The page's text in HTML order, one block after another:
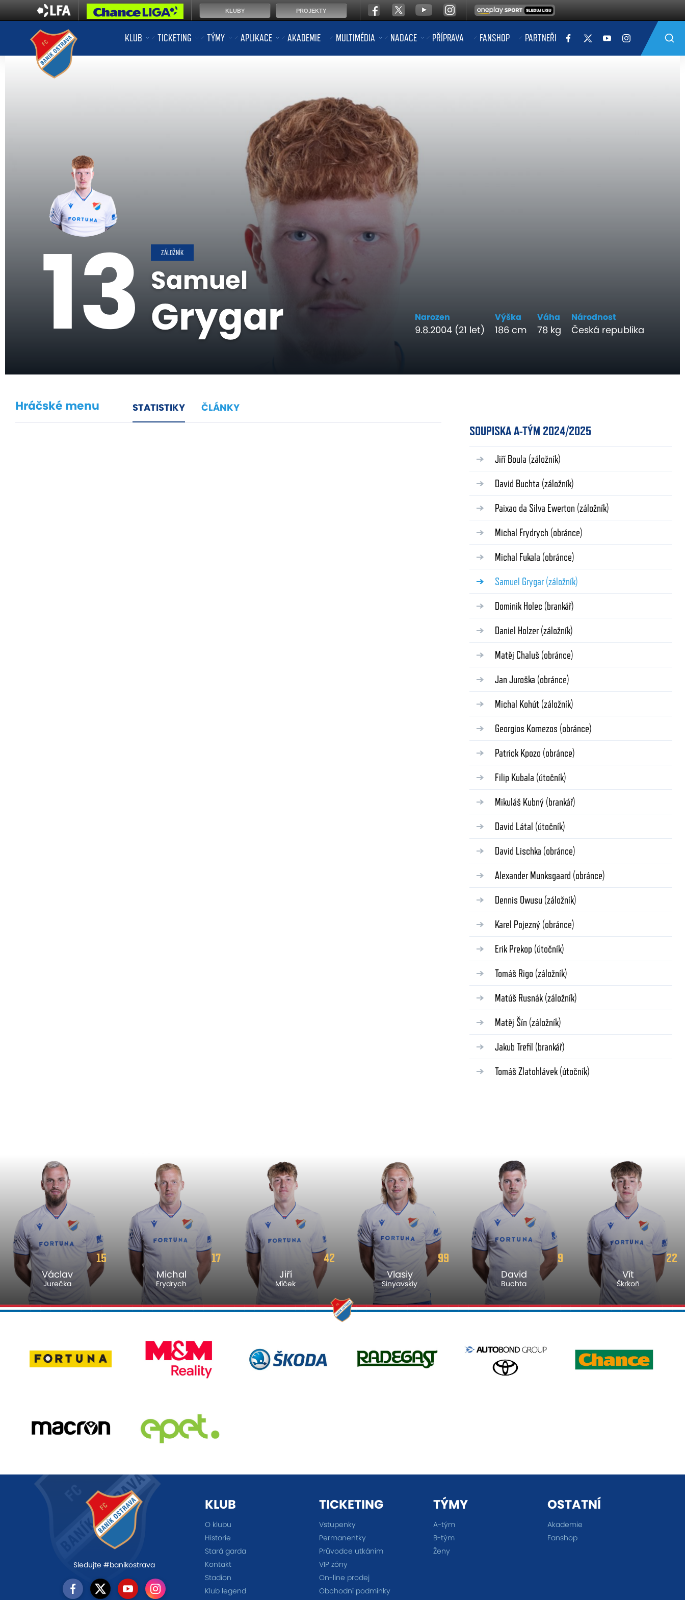
KLUB TICKETING TÝMY APLIKACE AKADEMIE MULTIMÉDIA NADACE PŘÍPRAVA FANSHOP PARTNEŘI
13 ZÁLOŽNÍK
Samuel
Grygar Narozen
9.8.2004 (21 let)
Výška
186 cm
Váha
78 kg
Národnost
Česká republika
Hráčské menu STATISTIKY ČLÁNKY
SOUPISKA A-TÝM 2024/2025
Jiří Boula (záložník)
David Buchta (záložník)
Paixao da Silva Ewerton (záložník)
Michal Frydrych (obránce)
Michal Fukala (obránce)
Samuel Grygar (záložník)
Dominik Holec (brankář)
Daniel Holzer (záložník)
Matěj Chaluš (obránce)
Jan Juroška (obránce)
Michal Kohút (záložník)
Georgios Kornezos (obránce)
Patrick Kpozo (obránce)
Filip Kubala (útočník)
Mikuláš Kubný (brankář)
David Látal (útočník)
David Lischka (obránce)
Alexander Munksgaard (obránce)
Dennis Owusu (záložník)
Karel Pojezný (obránce)
Erik Prekop (útočník)
Tomáš Rigo (záložník)
Matúš Rusnák (záložník)
Matěj Šín (záložník)
Jakub Trefil (brankář)
Tomáš Zlatohlávek (útočník)
15
Václav
Jurečka
17
Michal
Frydrych
42
Jiří
Míček
99
Vlasiy
Sinyavskiy
9
David
Buchta
22
Vít
Škrkoň
Sledujte #banikostrava
KLUB
O klubu
Historie
Stará garda
Kontakt
Stadion
Klub legend
TICKETING
Vstupenky
Permanentky
Průvodce utkáním
VIP zóny
On-line prodej
Obchodní podmínky
TÝMY
A-tým
B-tým
Ženy
OSTATNÍ
Akademie
Fanshop
KLUBY PROJEKTY